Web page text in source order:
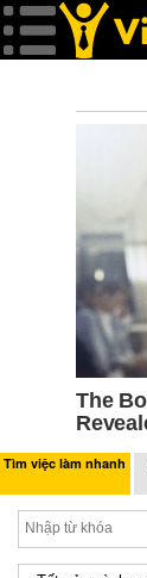
Tìm việc làm nhanh